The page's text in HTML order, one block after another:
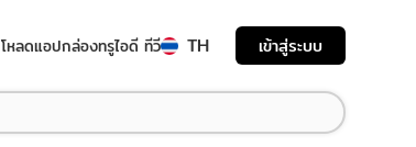
โหลดแอปกล่องทรูไอดี ทีวี TH เข้าสู่ระบบ